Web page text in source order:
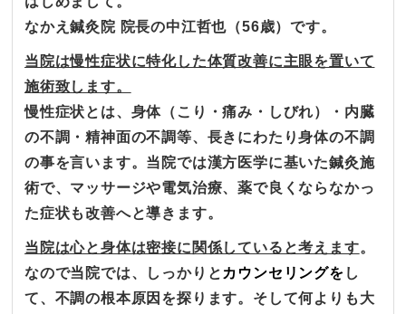
なかえ鍼灸院 院長の中江哲也（56歳）です。
当院は慢性症状に特化した体質改善に主眼を置いて
施術致します。
慢性症状とは、身体（こり・痛み・しびれ）・内臓
の不調・精神面の不調等、長きにわたり身体の不調
の事を言います。当院では漢方医学に基いた鍼灸施
術で、マッサージや電気治療、薬で良くならなかっ
た症状も改善へと導きます。
当院は心と身体は密接に関係していると考えます。
なので当院では、しっかりと カウンセリングを し
て、不調の根本原因を探ります。そして何よりも大